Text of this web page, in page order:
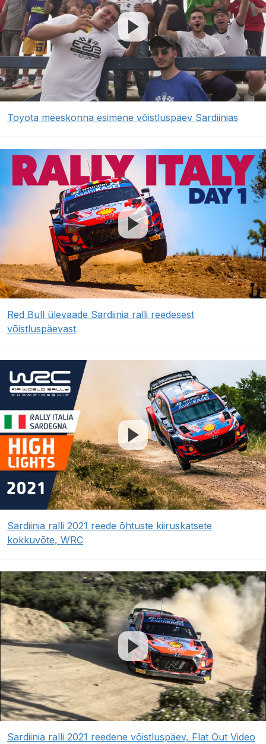
Toyota meeskonna esimene võistluspäev Sardiinias
Red Bull ülevaade Sardiinia ralli reedesest
võistluspäevast
Sardiinia ralli 2021 reede õhtuste kiiruskatsete
kokkuvõte, WRC
Sardiinia ralli 2021 reedene võistluspäev, Flat Out Video